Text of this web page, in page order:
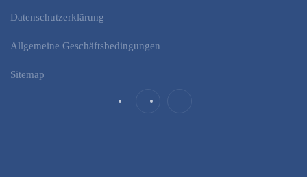
Datenschutzerklärung
Allgemeine Geschäftsbedingungen
Sitemap